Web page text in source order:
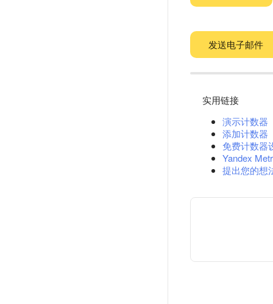
发送电子邮件
实用链接
演示计数器
添加计数器
免费计数器
Yandex
提出您的想